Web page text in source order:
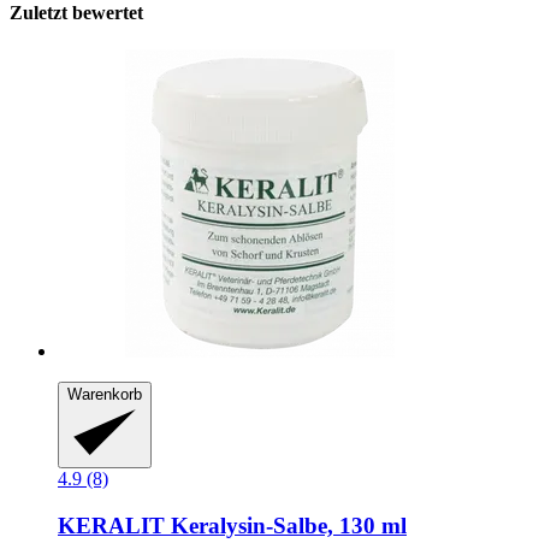
Zuletzt bewertet
Warenkorb
4.9 (8)
KERALIT Keralysin-​Salbe, 130 ml